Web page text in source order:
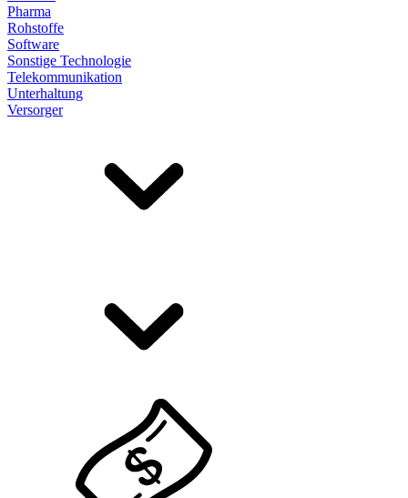
Pharma
Rohstoffe
Software
Sonstige Technologie
Telekommunikation
Unterhaltung
Versorger